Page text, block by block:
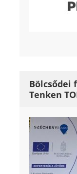
Bölcsődei
Tenken